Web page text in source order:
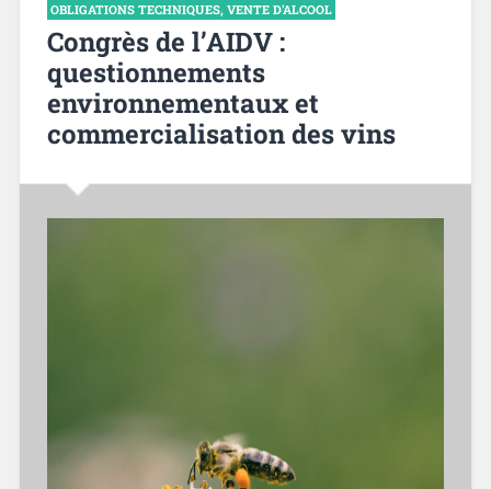
OBLIGATIONS TECHNIQUES, VENTE D'ALCOOL
Congrès de l’AIDV :
questionnements
environnementaux et
commercialisation des vins